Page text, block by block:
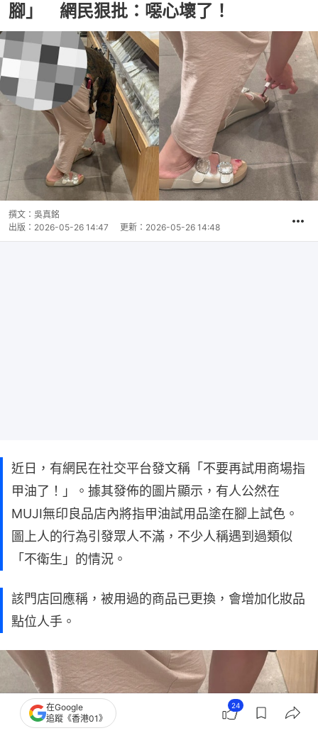
腳」 網民狠批：噁心壞了！
撰文： 吳真銘
出版： 2026-05-26 14:47 更新： 2026-05-26 14:48
近日，有網民在社交平台發文稱「不要再試用商場指
甲油了！」。據其發佈的圖片顯示，有人公然在
MUJI無印良品店內將指甲油試用品塗在腳上試色。
圖上人的行為引發眾人不滿，不少人稱遇到過類似
「不衛生」的情況。
該門店回應稱，被用過的商品已更換，會增加化妝品
點位人手。
在Google
追蹤《香港01》
24